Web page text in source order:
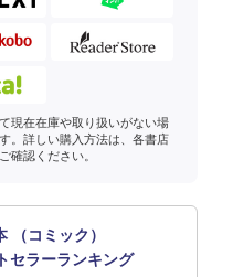
現在在庫や取り扱いがない場
。詳しい購入方法は、各書店
確認ください。
（コミック）
セラーランキング